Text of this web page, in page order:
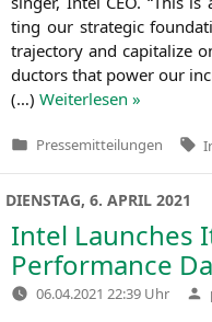
ting our stra­te­gic
tra­jec­to­ry and capi­ta­li­ze
duc­tors that power our
(…) Wei­ter­le­sen »
Veröffentlicht
Pressemitteilungen
DIENSTAG, 6. APRIL 2021
Intel Launches
Performance
06.04.2021 22:39 Uhr